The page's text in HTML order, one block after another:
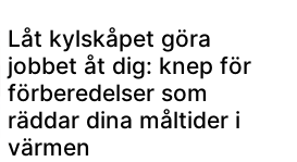
Låt kylskåpet göra
jobbet åt dig: knep för
förberedelser som
räddar dina måltider i
värmen